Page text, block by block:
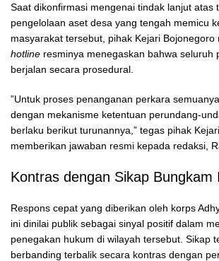
​Saat dikonfirmasi mengenai tindak lanjut atas
pengelolaan aset desa yang tengah memicu
masyarakat tersebut, pihak Kejari Bojonegoro
hotline resminya menegaskan bahwa seluruh
berjalan secara prosedural.
​”Untuk proses penanganan perkara
dengan mekanisme ketentuan perundang-
berlaku berikut turunannya,” tegas pihak
memberikan jawaban resmi kepada redaksi,
​Kontras dengan Sikap Bungkam
​Respons cepat yang diberikan oleh korps
ini dinilai publik sebagai sinyal positif dalam
penegakan hukum di wilayah tersebut. Sikap
berbanding terbalik secara kontras dengan